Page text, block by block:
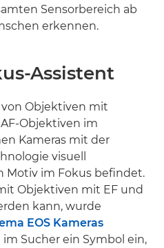
Sensorbereich ab
erkennen.
Assistent
Objektiven mit
Objektiven im
Kameras mit der
visuell
Motiv im Fokus befindet.
Objektiven mit EF und
kann, wurde
EOS Kameras
Sucher ein Symbol ein,